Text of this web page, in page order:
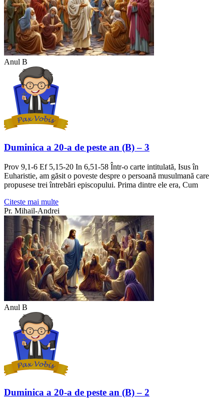
Anul B
Duminica a 20-a de peste an (B) – 3
Prov 9,1-6 Ef 5,15-20 In 6,51-58 Într-o carte intitulată, Isus în
Euharistie, am găsit o poveste despre o persoană musulmană care
propusese trei întrebări episcopului. Prima dintre ele era, Cum
Citeste mai multe
Pr. Mihail-Andrei
Anul B
Duminica a 20-a de peste an (B) – 2